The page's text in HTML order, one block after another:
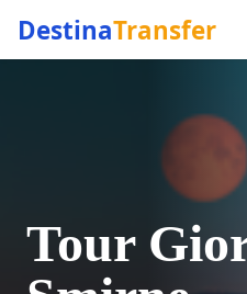
DestinaTransfer
Tour